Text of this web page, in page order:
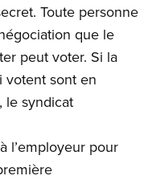
Toute personne
que le
peut voter. Si la
votent sont en
le syndicat
l’employeur pour